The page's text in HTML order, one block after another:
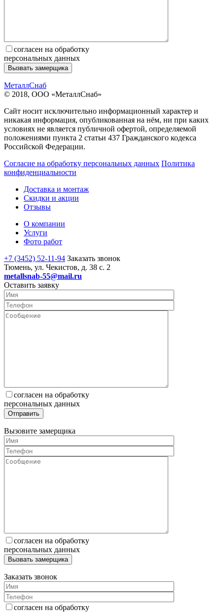
согласен на обработку
персональных данных
МеталлСнаб
© 2018, ООО «МеталлСнаб»
Сайт носит исключительно информационный характер и
никакая информация, опубликованная на нём, ни при каких
условиях не является публичной офертой, определяемой
положениями пункта 2 статьи 437 Гражданского кодекса
Российской Федерации.
Согласие на обработку персональных данных Политика
конфиденциальности
Доставка и монтаж
Скидки и акции
Отзывы
О компании
Услуги
Фото работ
+7 (3452) 52-11-94 Заказать звонок
Тюмень, ул. Чекистов, д. 38 с. 2
metallsnab-55@mail.ru
Оставить заявку
согласен на обработку
персональных данных
Вызовите замерщика
согласен на обработку
персональных данных
Заказать звонок
согласен на обработку